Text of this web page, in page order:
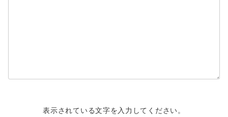
表示されている文字を入力してください。